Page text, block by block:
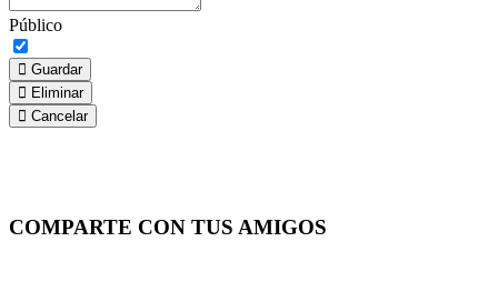
Público
Guardar
Eliminar
Cancelar
COMPARTE CON TUS AMIGOS